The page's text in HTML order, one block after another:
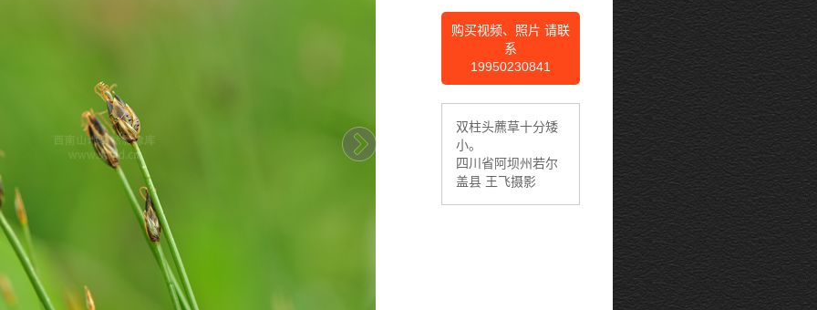
购买视频、照片 请联
系
19950230841
双柱头藨草十分矮
小。
四川省阿坝州若尔
盖县 王飞摄影